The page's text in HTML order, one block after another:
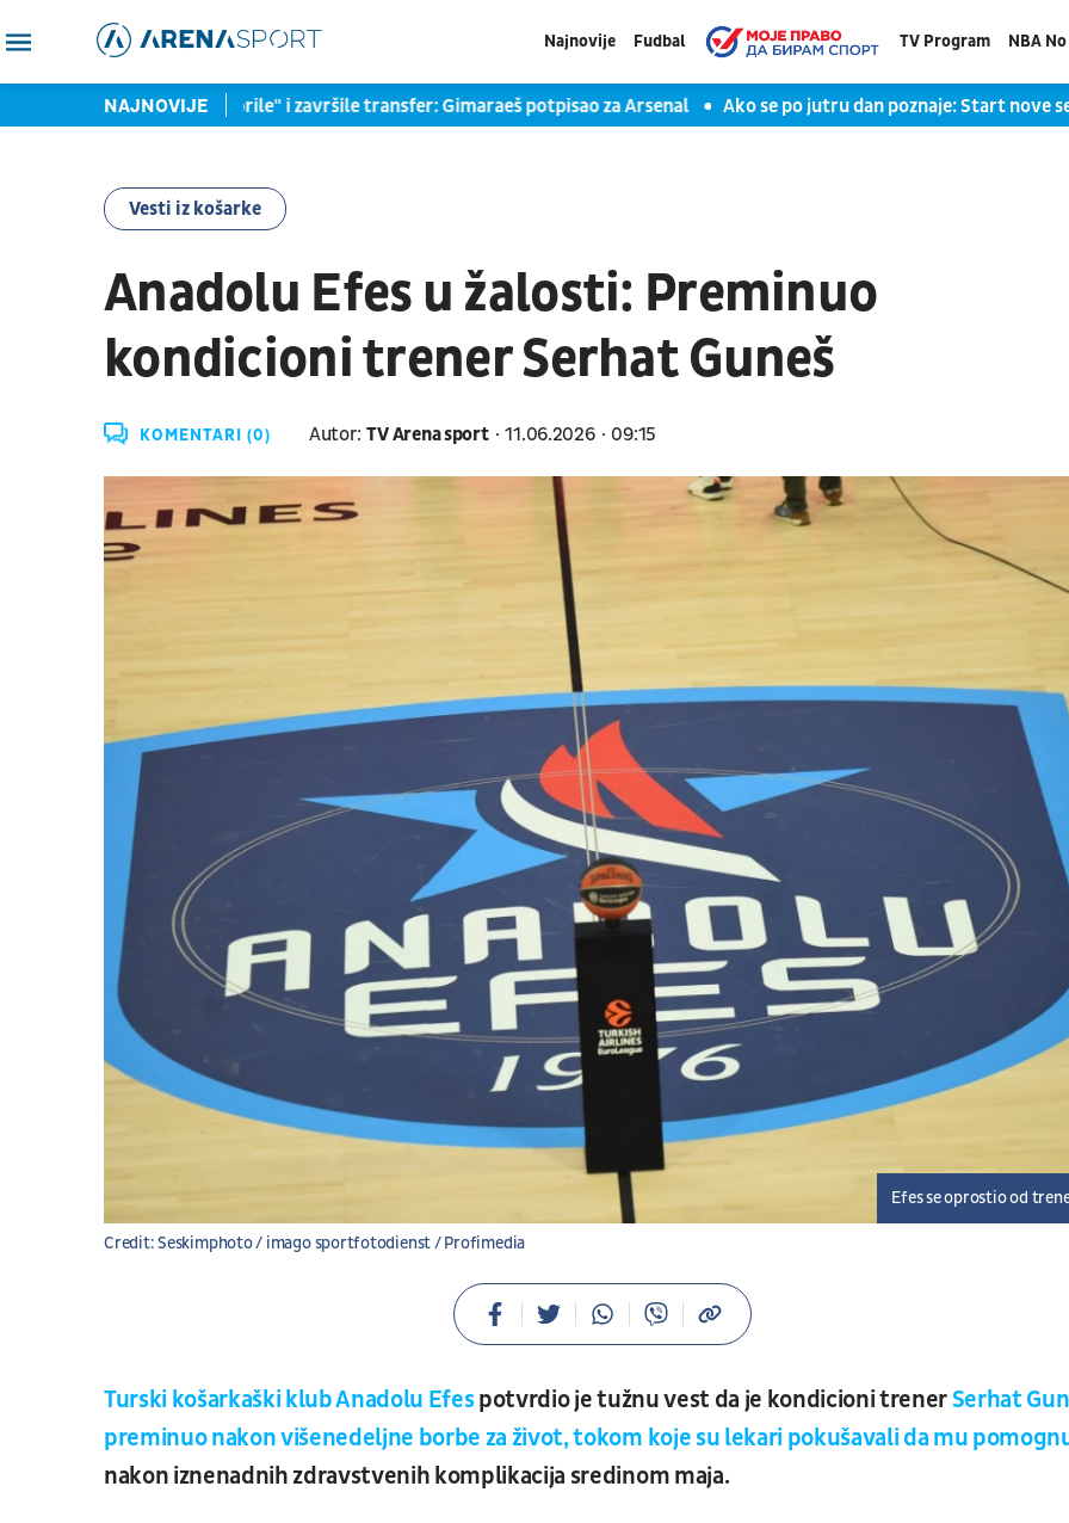
Najnovije Fudbal TV Program NBA
NAJNOVIJE
"Tobdžije" se "otvorile" i završile transfer: Gimaraeš potpisao za Arsenal Ako se po jutru dan poznaje: Start nove
Vesti iz košarke
Anadolu Efes u žalosti: Preminuo
kondicioni trener Serhat Guneš
KOMENTARI (0) Autor: TV Arena sport 11.06.2026 09:15
Credit: Seskimphoto / imago sportfotodienst / Profimedia
Efes se oprostio od
Turski košarkaški klub Anadolu Efespotvrdio je tužnu vest da je kondicioni trenerSerhat
preminuo nakon višenedeljne borbe za život, tokom koje su lekari pokušavali da mu
nakon iznenadnih zdravstvenih komplikacija sredinom maja.